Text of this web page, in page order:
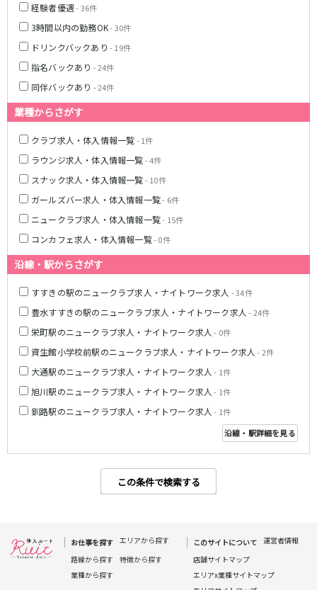
経験者優遇- 36件
3時間以内の勤務OK- 30件
ドリンクバックあり - 19件
指名バックあり - 24件
同伴バックあり - 24件
業種からさがす
クラブ求人・体入情報一覧- 1件
ラウンジ求人・体入情報一覧- 4件
スナック求人・体入情報一覧- 10件
ガールズバー求人・体入情報一覧- 6件
ニュークラブ求人・体入情報一覧- 15件
コンカフェ求人・体入情報一覧- 0件
沿線・駅からさがす
すすきの駅のニュークラブ求人・ナイトワーク求人 - 34件
豊水すすきの駅のニュークラブ求人・ナイトワーク求人 - 24件
栄町駅のニュークラブ求人・ナイトワーク求人 - 0件
資生館小学校前駅のニュークラブ求人・ナイトワーク求人 - 2件
大通駅のニュークラブ求人・ナイトワーク求人 - 1件
旭川駅のニュークラブ求人・ナイトワーク求人 - 1件
釧路駅のニュークラブ求人・ナイトワーク求人 - 1件
沿線・駅詳細を見る
この条件で検索する
お仕事を探す エリアから探す
路線から探す
特徴から探す
業種から探す
このサイトについて
運営者情報
店舗サイトマップ
エリアx業種サイトマップ